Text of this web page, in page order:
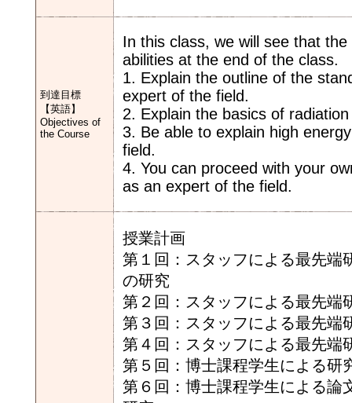
到達目標
【英語】
Objectives of
the Course
In this class, we will see that
abilities at the end of the class.
1. Explain the outline of the
expert of the field.
2. Explain the basics of
3. Be able to explain high
field.
4. You can proceed with your
as an expert of the field.
授業計画
第１回：スタッフによる最先
の研究
第２回：スタッフによる最先
第３回：スタッフによる最先
第４回：スタッフによる最先
第５回：博士課程学生による
第６回：博士課程学生による